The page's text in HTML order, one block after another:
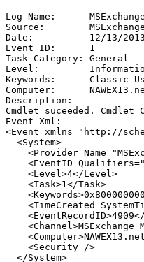
Log Name:      MSExchange
Source:
Date:          12/13/2013
Event ID:      1
Task Category: General
Level:
Keywords:      Classic
Computer:
Description:
Cmdlet suceeded. Cmdlet
Event Xml:
<Event xmlns="http://
  <System>
<Provider
<EventID
    <Level>4</Level>
    <Task>1</Task>
<TimeCreated
<Channel>MSExchange
    <Security />
  </System>